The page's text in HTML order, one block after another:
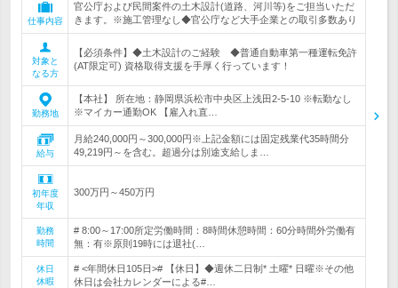
仕事内容
官公庁および民間案件の土木設計(道路、河川等)をご担当いただ
きます。※施工管理なし◆官公庁など大手企業との取引多数あり
対象と
なる方
【必須条件】◆土木設計のご経験 ◆普通自動車第一種運転免許
(AT限定可) 資格取得支援を手厚く行っています！
勤務地
【本社】 所在地：静岡県浜松市中央区上浅田2-5-10 ※転勤なし
※マイカー通勤OK 【雇入れ直…
給与
月給240,000円～300,000円※上記金額には固定残業代35時間分
49,219円～を含む。超過分は別途支給しま…
初年度
年収
300万円～450万円
勤務
時間
# 8:00～17:00所定労働時間：8時間休憩時間：60分時間外労働有
無：有※原則19時には退社(…
休日
休暇
# <年間休日105日># 【休日】◆週休二日制* 土曜* 日曜※その他
休日は会社カレンダーによる#…